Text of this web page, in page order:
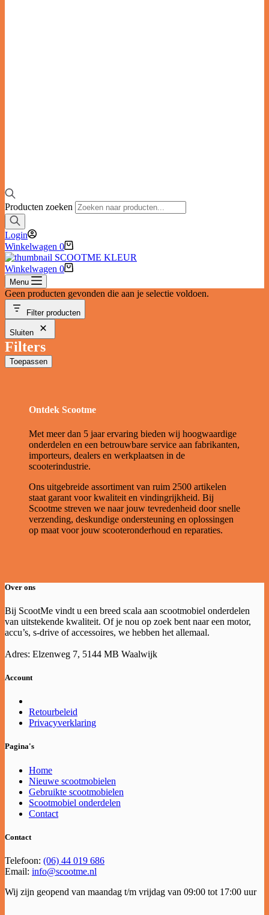
Producten zoeken
Login
Winkelwagen 0
Winkelwagen 0
Menu
Geen producten gevonden die aan je selectie voldoen.
Filter producten
Sluiten
Filters
Toepassen
Ontdek Scootme
Met meer dan 5 jaar ervaring bieden wij hoogwaardige
onderdelen en een betrouwbare service aan fabrikanten,
importeurs, dealers en werkplaatsen in de
scooterindustrie.
Ons uitgebreide assortiment van ruim 2500 artikelen
staat garant voor kwaliteit en vindingrijkheid. Bij
Scootme streven we naar jouw tevredenheid door snelle
verzending, deskundige ondersteuning en oplossingen
op maat voor jouw scooteronderhoud en reparaties.
Over ons
Bij ScootMe vindt u een breed scala aan scootmobiel onderdelen
van uitstekende kwaliteit. Of je nou op zoek bent naar een motor,
accu’s, s-drive of accessoires, we hebben het allemaal.
Adres: Elzenweg 7, 5144 MB Waalwijk
Account
Retourbeleid
Privacyverklaring
Pagina's
Home
Nieuwe scootmobielen
Gebruikte scootmobielen
Scootmobiel onderdelen
Contact
Contact
Telefoon: (06) 44 019 686
Email: info@scootme.nl
Wij zijn geopend van maandag t/m vrijdag van 09:00 tot 17:00 uur